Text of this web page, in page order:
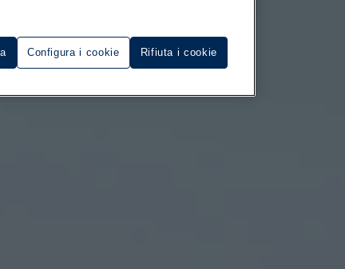
Configura i cookie Rifiuta i cookie